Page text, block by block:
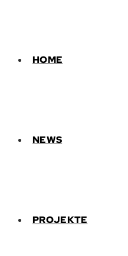
HOME
NEWS
PROJEKTE